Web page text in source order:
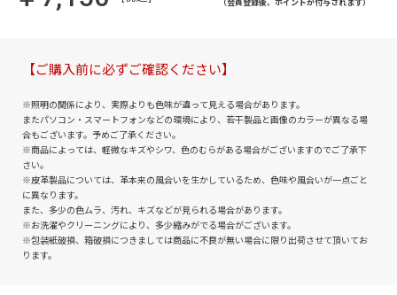
（会員登録後、ポイントが付与されます）
【ご購入前に必ずご確認ください】
※照明の関係により、実際よりも色味が違って見える場合があります。
またパソコン・スマートフォンなどの環境により、若干製品と画像のカラーが異なる場
合もございます。予めご了承ください。
※商品によっては、軽微なキズやシワ、色のむらがある場合がございますのでご了承下
さい。
※皮革製品については、革本来の風合いを生かしているため、色味や風合いが一点ごと
に異なります。
また、多少の色ムラ、汚れ、キズなどが見られる場合があります。
※お洗濯やクリーニングにより、多少縮みがでる場合がございます。
※包装紙破損、箱破損につきましては商品に不良が無い場合に限り出荷させて頂いてお
ります。